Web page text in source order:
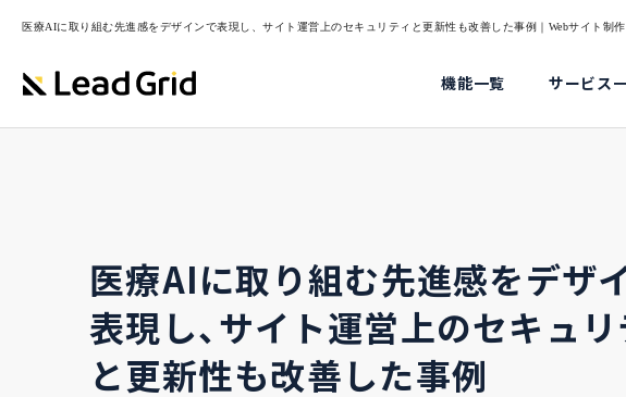
医療AIに取り組む先進感をデザインで表現し、サイト運営上のセキュリティと更新性も改善した事例｜Webサイト制
機能一覧 サービス
医療AIに取り組む先進感をデザ
表現し、サイト運営上のセキュリ
と更新性も改善した事例